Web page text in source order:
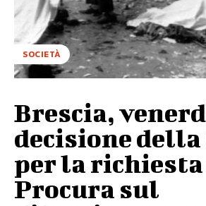
SOCIETÀ
Brescia,
decisione della
per la
Procura sul